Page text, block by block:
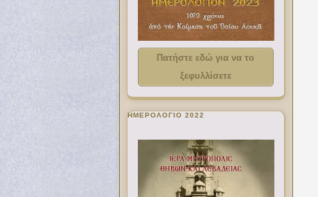
Πατήστε εδώ για να το
ξεφυλλίσετε
ΗΜΕΡΟΛΟΓΙΟ 2022